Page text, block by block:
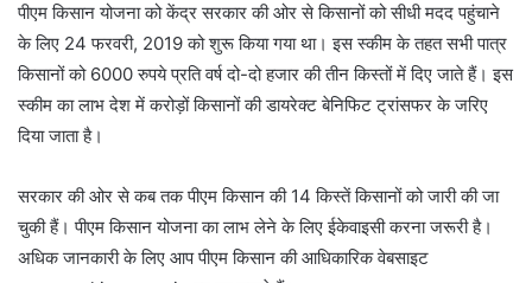
पीएम किसान योजना को केंद्र सरकार की ओर से किसानों को सीधी मदद पहुंचाने
के लिए 24 फरवरी, 2019 को शुरू किया गया था। इस स्कीम के तहत सभी पात्र
किसानों को 6000 रुपये प्रति वर्ष दो-दो हजार की तीन किस्तों में दिए जाते हैं। इस
स्कीम का लाभ देश में करोड़ों किसानों की डायरेक्ट बेनिफिट ट्रांसफर के जरिए
दिया जाता है।
सरकार की ओर से कब तक पीएम किसान की 14 किस्तें किसानों को जारी की जा
चुकी हैं। पीएम किसान योजना का लाभ लेने के लिए ईकेवाइसी करना जरूरी है।
अधिक जानकारी के लिए आप पीएम किसान की आधिकारिक वेबसाइट